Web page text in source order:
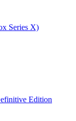
Series X)
Edition